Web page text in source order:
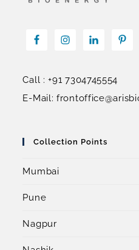
Call : +91 7304745554
E-Mail:
Collection Points
Mumbai
Pune
Nagpur